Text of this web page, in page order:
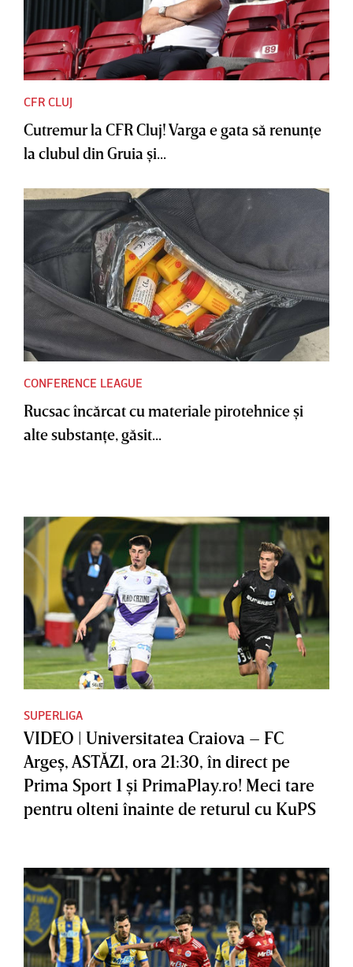
CFR CLUJ
Cutremur la CFR Cluj! Varga e gata să renunţe
la clubul din Gruia şi...
CONFERENCE LEAGUE
Rucsac încărcat cu materiale pirotehnice şi
alte substanţe, găsit...
SUPERLIGA
VIDEO | Universitatea Craiova – FC
Argeş, ASTĂZI, ora 21:30, în direct pe
Prima Sport 1 şi PrimaPlay.ro! Meci tare
pentru olteni înainte de returul cu KuPS